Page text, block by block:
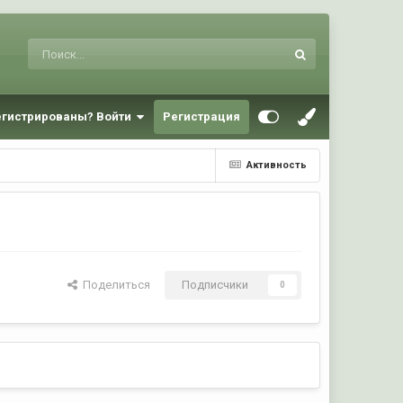
Войти Регистрация
Активность
Поделиться Подписчики 0